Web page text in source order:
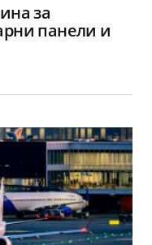
за
панели и